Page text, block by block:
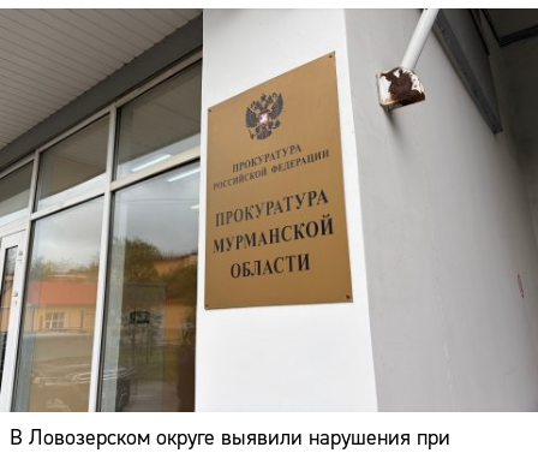
В Ловозерском округе выявили нарушения при
Адрес:
Телефон: